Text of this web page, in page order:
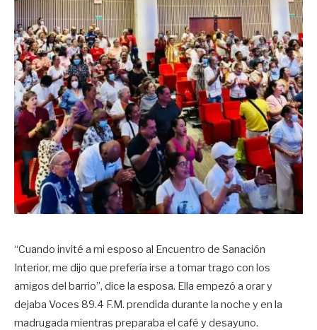
“Cuando invité a mi esposo al Encuentro de Sanación
Interior, me dijo que prefería irse a tomar trago con los
amigos del barrio”, dice la esposa. Ella empezó a orar y
dejaba Voces 89.4 F.M. prendida durante la noche y en la
madrugada mientras preparaba el café y desayuno.